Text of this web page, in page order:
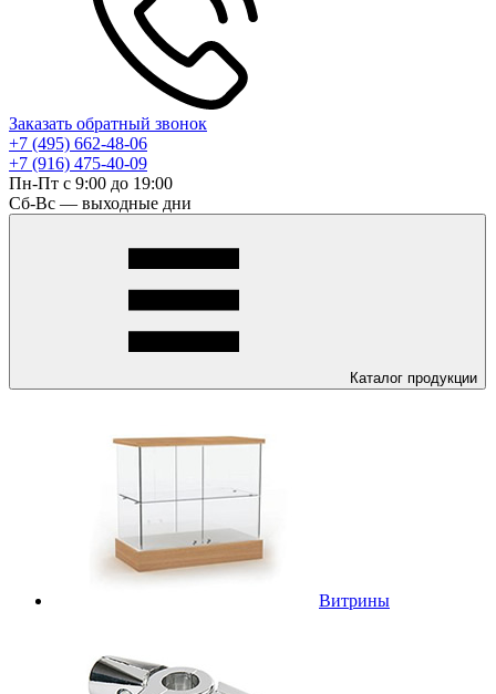
Заказать обратный звонок
+7 (495) 662-48-06
+7 (916) 475-40-09
Пн-Пт с 9:00 до 19:00
Сб-Вс — выходные дни
Каталог продукции
Витрины